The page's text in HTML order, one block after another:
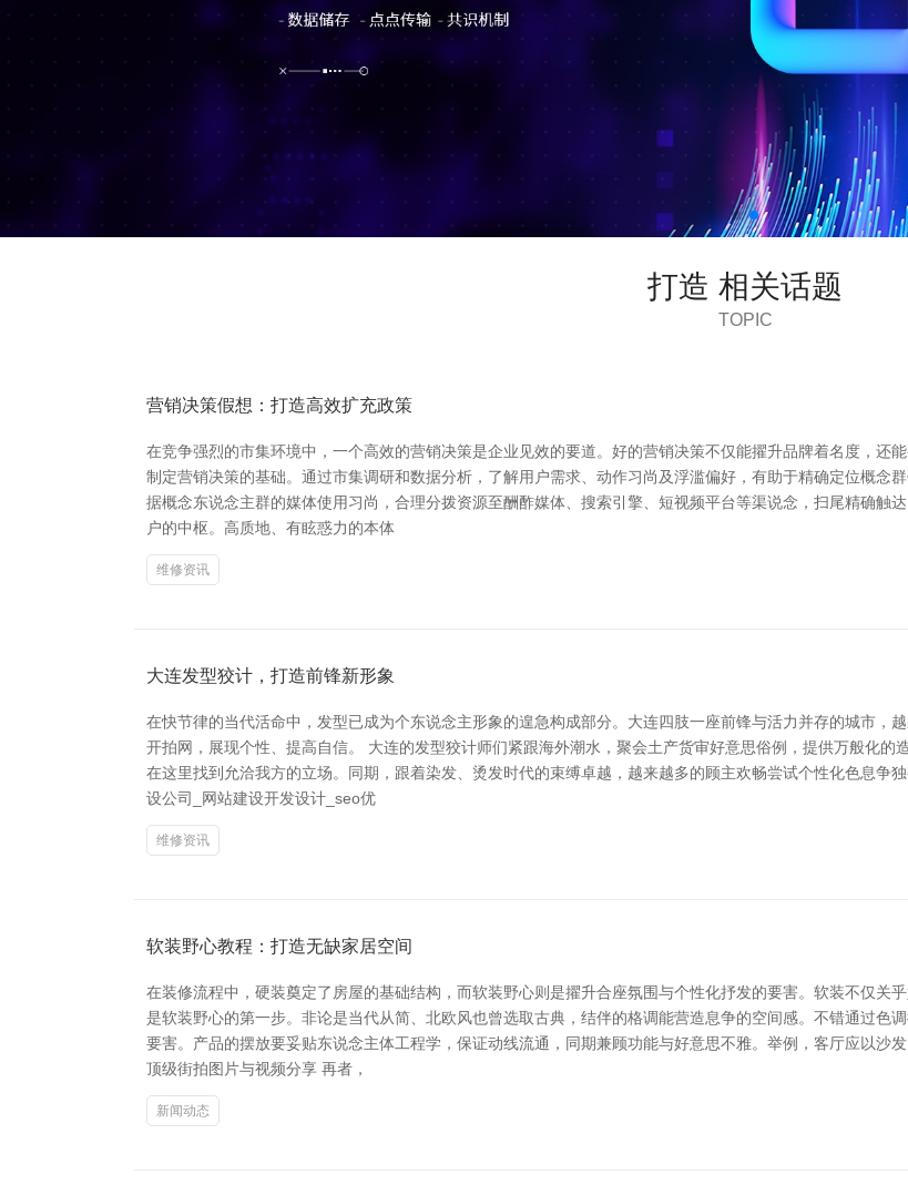
打造 相关话题
TOPIC
营销决策假想：打造高效扩充政策
在竞争强烈的市集环境中，一个高效的营销决策是企业见效的要道。好的营销决策不仅能擢升品牌着名度，还
制定营销决策的基础。通过市集调研和数据分析，了解用户需求、动作习尚及浮滥偏好，有助于精确定位概念
据概念东说念主群的媒体使用习尚，合理分拨资源至酬酢媒体、搜索引擎、短视频平台等渠说念，扫尾精确触
户的中枢。高质地、有眩惑力的本体
维修资讯
大连发型狡计，打造前锋新形象
在快节律的当代活命中，发型已成为个东说念主形象的遑急构成部分。大连四肢一座前锋与活力并存的城市，
开拍网，展现个性、提高自信。 大连的发型狡计师们紧跟海外潮水，聚会土产货审好意思俗例，提供万般化
在这里找到允洽我方的立场。同期，跟着染发、烫发时代的束缚卓越，越来越多的顾主欢畅尝试个性化色息争
设公司_网站建设开发设计_seo优
维修资讯
软装野心教程：打造无缺家居空间
在装修流程中，硬装奠定了房屋的基础结构，而软装野心则是擢升合座氛围与个性化抒发的要害。软装不仅关
是软装野心的第一步。非论是当代从简、北欧风也曾选取古典，结伴的格调能营造息争的空间感。不错通过色
要害。产品的摆放要妥贴东说念主体工程学，保证动线流通，同期兼顾功能与好意思不雅。举例，客厅应以沙
顶级街拍图片与视频分享 再者，
新闻动态